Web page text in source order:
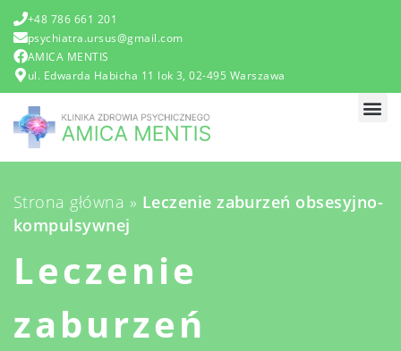
+48 786 661 201
psychiatra.ursus@gmail.com
AMICA MENTIS
ul. Edwarda Habicha 11 lok 3, 02-495 Warszawa
Strona główna » Leczenie zaburzeń obsesyjno-
kompulsywnej
Leczenie
zaburzeń